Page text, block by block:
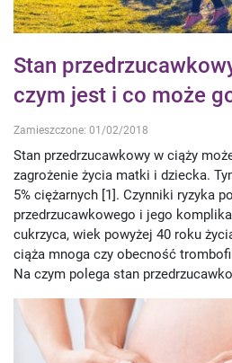
Stan
czym jest i co może
Zamieszczone: 01/02/2018
Stan przedrzucawkowy w ciąży
zagrożenie życia matki i dziecka.
5% ciężarnych [1]. Czynniki ryzyka
przedrzucawkowego i jego
cukrzyca, wiek powyżej 40 roku
ciąża mnoga czy obecność
Na czym polega stan